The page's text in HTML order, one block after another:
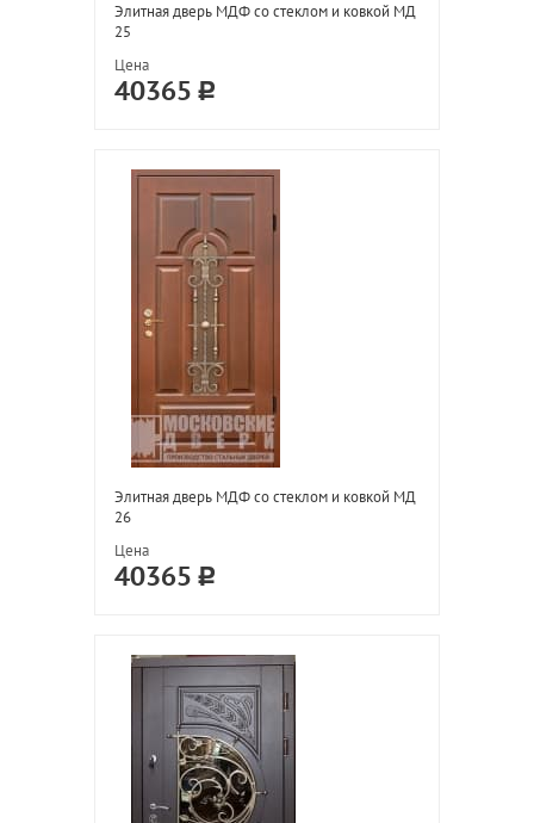
Элитная дверь МДФ со стеклом и ковкой МД
25
Цена
40365
Элитная дверь МДФ со стеклом и ковкой МД
26
Цена
40365